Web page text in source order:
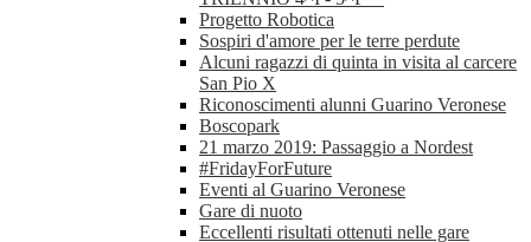
Progetto Robotica
Sospiri d'amore per le terre perdute
Alcuni ragazzi di quinta in visita al carcere
San Pio X
Riconoscimenti alunni Guarino Veronese
Boscopark
21 marzo 2019: Passaggio a Nordest
#FridayForFuture
Eventi al Guarino Veronese
Gare di nuoto
Eccellenti risultati ottenuti nelle gare